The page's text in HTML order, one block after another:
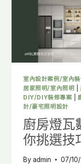
教
你
挑
選
技
燈
光
配
置
全
解
析
室內設計案例/室內裝
居家照明/室內照明
|
DIY/DIY裝修專案 |
計/豪宅照明設計
廚房燈瓦
你挑選技
Byadmin 07/